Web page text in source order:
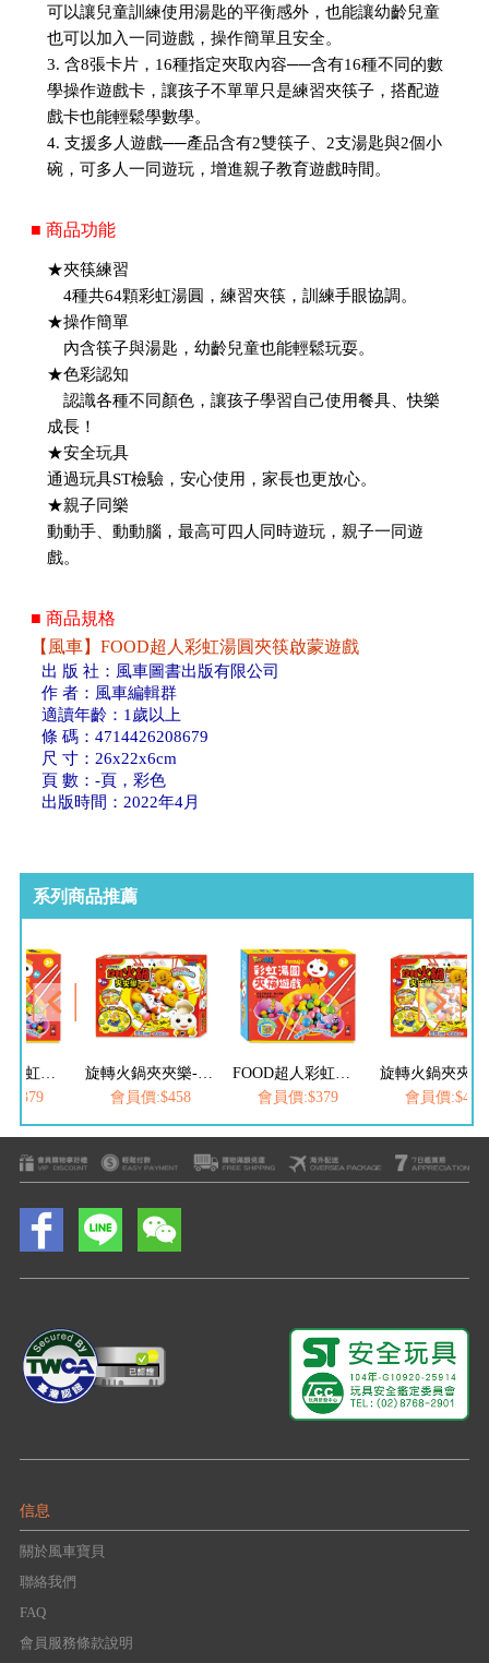
可以讓兒童訓練使用湯匙的平衡感外，也能讓幼齡兒童
也可以加入一同遊戲，操作簡單且安全。
3. 含8張卡片，16種指定夾取內容──含有16種不同的數
學操作遊戲卡，讓孩子不單單只是練習夾筷子，搭配遊
戲卡也能輕鬆學數學。
4. 支援多人遊戲──產品含有2雙筷子、2支湯匙與2個小
碗，可多人一同遊玩，增進親子教育遊戲時間。
■ 商品功能
★夾筷練習
4種共64顆彩虹湯圓，練習夾筷，訓練手眼協調。
★操作簡單
內含筷子與湯匙，幼齡兒童也能輕鬆玩耍。
★色彩認知
認識各種不同顏色，讓孩子學習自己使用餐具、快樂
成長！
★安全玩具
通過玩具ST檢驗，安心使用，家長也更放心。
★親子同樂
動動手、動動腦，最高可四人同時遊玩，親子一同遊
戲。
■ 商品規格
【風車】FOOD超人彩虹湯圓夾筷啟蒙遊戲
出 版 社：風車圖書出版有限公司
作 者：風車編輯群
適讀年齡：1歲以上
條 碼：4714426208679
尺 寸：26x22x6cm
頁 數：-頁，彩色
出版時間：2022年4月
系列商品推薦
FOOD超人彩虹湯圓夾筷啟蒙遊戲
:$379
旋轉火鍋夾夾樂-FOOD超人
會員價:$458
FOOD超人彩虹湯圓夾筷啟蒙遊戲
會員價:$379
會員價:$458
信息
關於風車寶貝
聯絡我們
FAQ
會員服務條款說明